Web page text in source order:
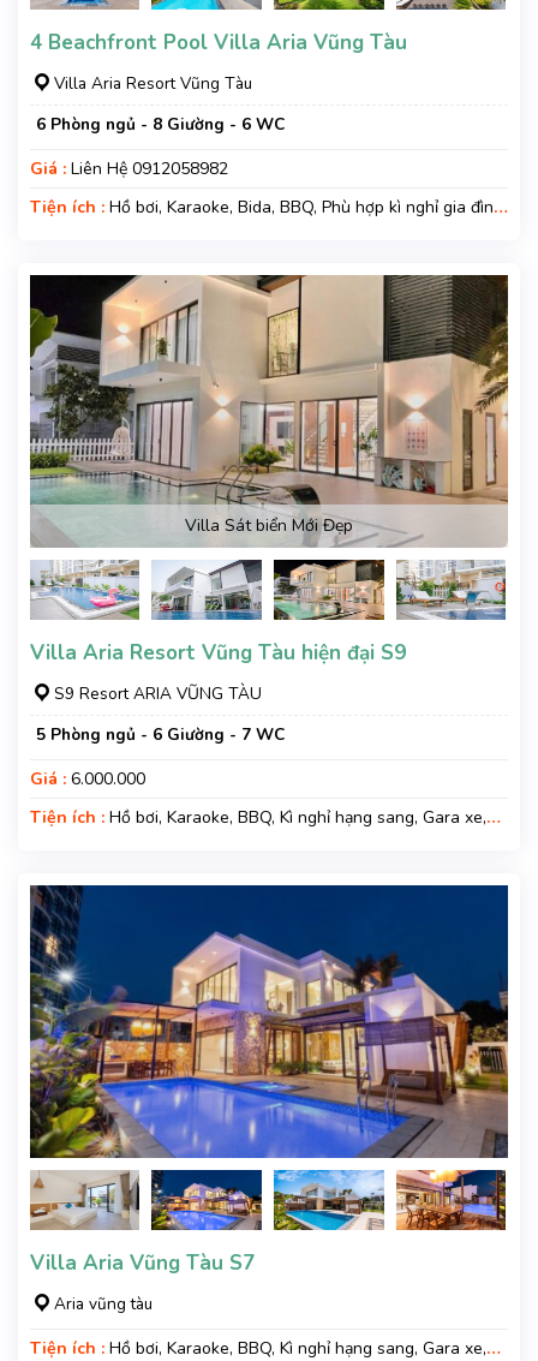
4 Beachfront Pool Villa Aria Vũng Tàu
Villa Aria Resort Vũng Tàu
6 Phòng ngủ - 8 Giường - 6 WC
Giá : Liên Hệ 0912058982
Tiện ích : Hồ bơi, Karaoke, Bida, BBQ, Phù hợp kì nghỉ gia đình,
Villa Sát biển Mới Đẹp
Villa Aria Resort Vũng Tàu hiện đại S9
S9 Resort ARIA VŨNG TÀU
5 Phòng ngủ - 6 Giường - 7 WC
Giá : 6.000.000
Tiện ích : Hồ bơi, Karaoke, BBQ, Kì nghỉ hạng sang, Gara xe,
Villa Aria Vũng Tàu S7
Aria vũng tàu
Tiện ích : Hồ bơi, Karaoke, BBQ, Kì nghỉ hạng sang, Gara xe,